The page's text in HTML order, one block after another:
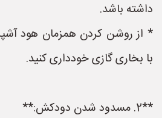
داشته باشد.
* از روشن کردن همزمان هود
با بخاری گازی خودداری کنید.
**2. مسدود شدن دودکش:**